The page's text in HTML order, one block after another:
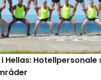
Hellas: Hotellpersonale